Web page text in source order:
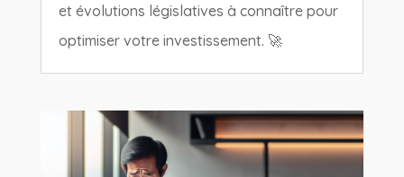
et évolutions législatives à connaître pour
optimiser votre investissement. 🚀